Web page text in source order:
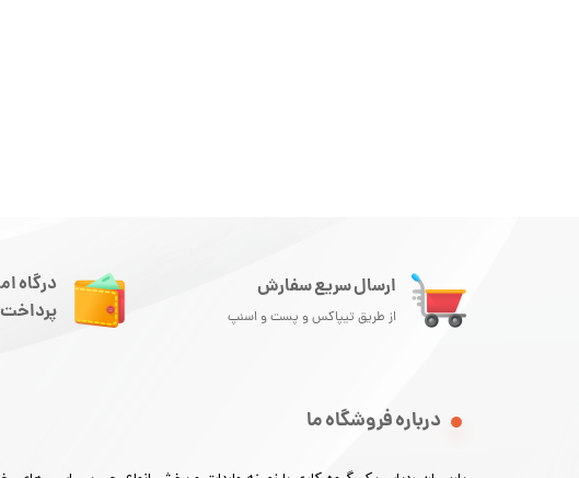
ارسال سریع سفارش
از طریق تیپاکس و پست و اسنپ
درباره فروشگاه ما
درگاه
پرداخت